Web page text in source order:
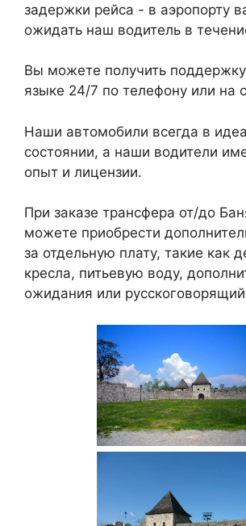
задержки рейса - в аэропорту
ожидать наш водитель в
Вы можете получить
языке 24/7 по телефону или на
Наши автомобили всегда в
состоянии, а наши водители
опыт и лицензии.
При заказе трансфера от/до
можете приобрести
за отдельную плату, такие как
кресла, питьевую воду,
ожидания или